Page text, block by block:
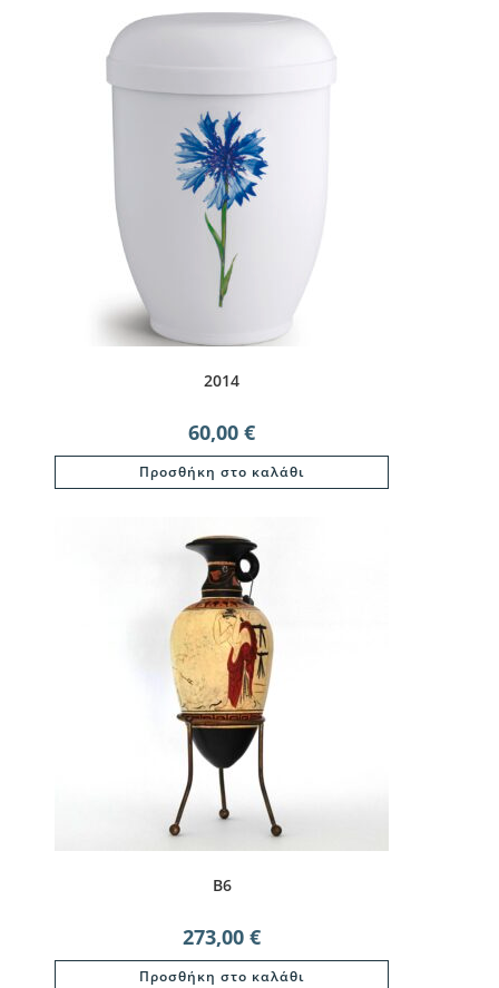
2014
60,00 €
Προσθήκη στο καλάθι
B6
273,00 €
Προσθήκη στο καλάθι